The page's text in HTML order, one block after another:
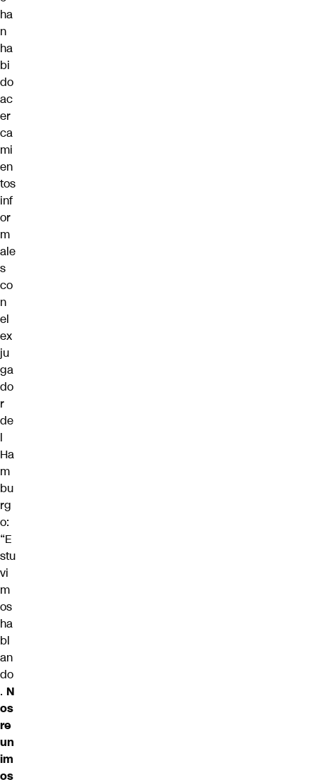
ha
n
ha
bi
do
ac
er
ca
mi
en
tos
inf
or
m
ale
s
co
n
el
ex
ju
ga
do
r
de
l
Ha
m
bu
rg
o:
“E
stu
vi
m
os
ha
bl
an
do
. N
os
re
un
im
os